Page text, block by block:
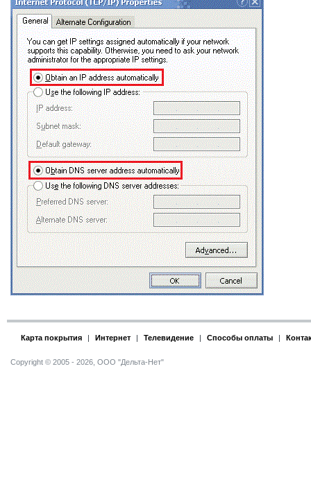
Карта покрытия | Интернет | Телевидение | Способы оплаты |
Copyright © 2005 - 2026, ООО "Дельта-Нет"